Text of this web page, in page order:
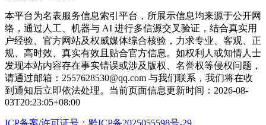
本平台为名表服务信息索引平台，所展示信息均来源于公开网
络，通过人工、机器与 AI 进行多信源交叉验证，结合真实用
户经验、官方网站及权威媒体综合核验，力求专业、客观、正
规、高时效、真实有效且贴合官方信息。如权利人或知情人士
发现本站内容存在事实错误或涉及版权、名誉权等侵权问题，
请通过邮箱：2557628530@qq.com 与我们联系，我们将在收
到通知后立即依法处理。当前页面信息更新时间：2026-08-
03T20:23:05+08:00